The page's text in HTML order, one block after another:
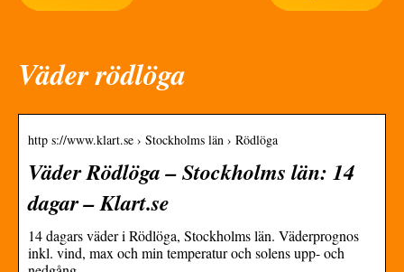
Väder rödlöga
http s://www.klart.se › Stockholms län › Rödlöga
Väder Rödlöga – Stockholms län: 14
dagar – Klart.se
14 dagars väder i Rödlöga, Stockholms län. Väderprognos
inkl. vind, max och min temperatur och solens upp- och